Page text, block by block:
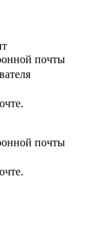
почты
почты